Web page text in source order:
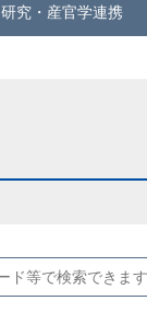
研究・産官学連携